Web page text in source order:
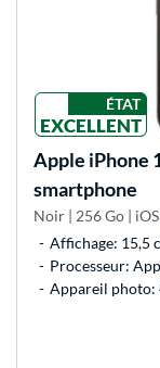
ÉTAT
EXCELLENT
Apple iPhone
smartphone
Noir | 256 Go |
Affichage: 15,5
Processeur:
Appareil photo: